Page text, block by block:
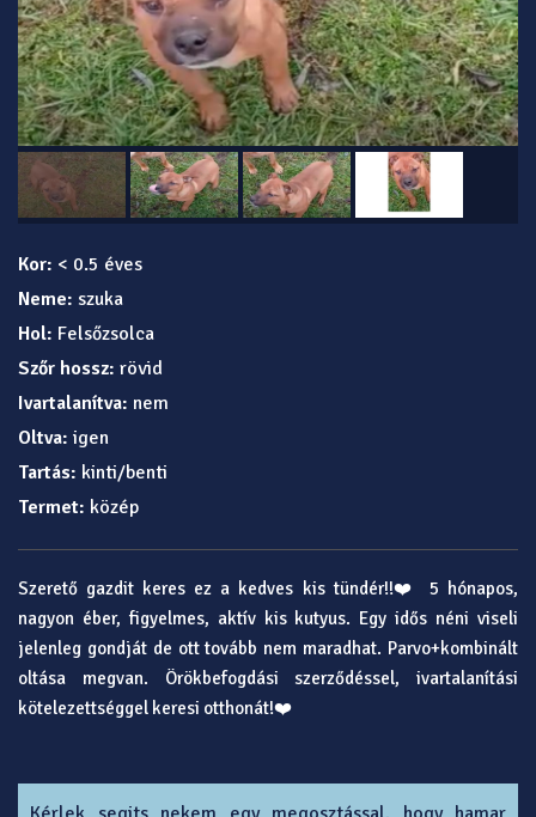
Kor: < 0.5 éves
Neme: szuka
Hol: Felsőzsolca
Szőr hossz: rövid
Ivartalanítva: nem
Oltva: igen
Tartás: kinti/benti
Termet: közép
Szerető gazdit keres ez a kedves kis tündér!!❤️ 5 hónapos,
nagyon éber, figyelmes, aktív kis kutyus. Egy idős néni viseli
jelenleg gondját de ott tovább nem maradhat. Parvo+kombinált
oltása megvan. Örökbefogdási szerződéssel, ivartalanítási
kötelezettséggel keresi otthonát!❤️